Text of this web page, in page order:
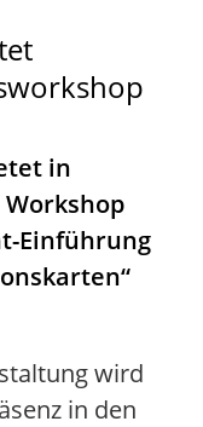
in
Einführung
wird
in den